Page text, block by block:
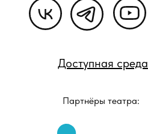
Партнёры театра:
Доступная среда